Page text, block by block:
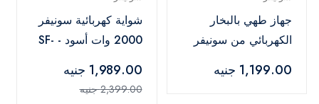
جهاز طهي بالبخار
الكهربائي من سونيفر
1,199.00 جنيه
شواية كهربائية سونيفر
2000 وات أسود - SF-
1,989.00 جنيه
2,399.00 جنيه